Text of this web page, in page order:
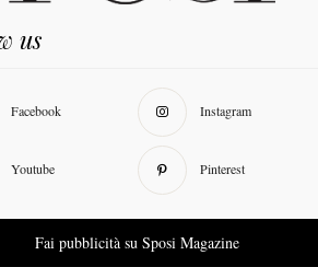
us
Facebook Instagram
Youtube Pinterest
Fai pubblicità su Sposi Magazine